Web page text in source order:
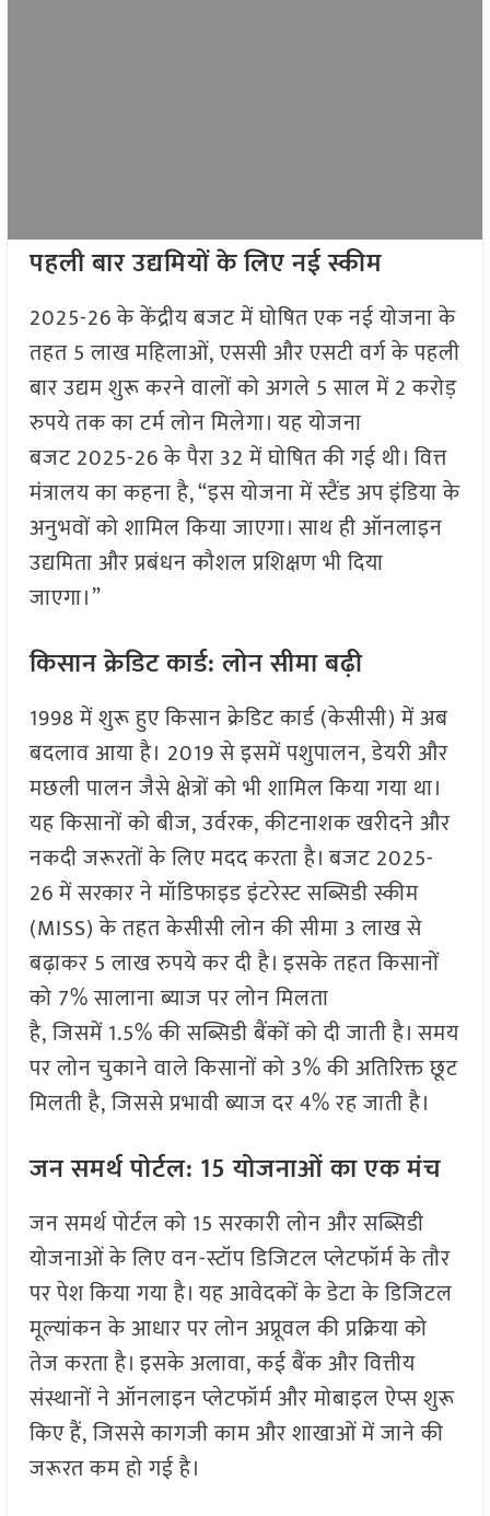
पहली बार उद्यमियों के लिए नई स्कीम
2025-26 के केंद्रीय बजट में घोषित एक नई योजना के
तहत 5 लाख महिलाओं, एससी और एसटी वर्ग के पहली
बार उद्यम शुरू करने वालों को अगले 5 साल में 2 करोड़
रुपये तक का टर्म लोन मिलेगा। यह योजना
बजट 2025-26 के पैरा 32 में घोषित की गई थी। वित्त
मंत्रालय का कहना है, “इस योजना में स्टैंड अप इंडिया के
अनुभवों को शामिल किया जाएगा। साथ ही ऑनलाइन
उद्यमिता और प्रबंधन कौशल प्रशिक्षण भी दिया
जाएगा।”
किसान क्रेडिट कार्ड: लोन सीमा बढ़ी
1998 में शुरू हुए किसान क्रेडिट कार्ड (केसीसी) में अब
बदलाव आया है। 2019 से इसमें पशुपालन, डेयरी और
मछली पालन जैसे क्षेत्रों को भी शामिल किया गया था।
यह किसानों को बीज, उर्वरक, कीटनाशक खरीदने और
नकदी जरूरतों के लिए मदद करता है। बजट 2025-
26 में सरकार ने मॉडिफाइड इंटरेस्ट सब्सिडी स्कीम
(MISS) के तहत केसीसी लोन की सीमा 3 लाख से
बढ़ाकर 5 लाख रुपये कर दी है। इसके तहत किसानों
को 7% सालाना ब्याज पर लोन मिलता
है, जिसमें 1.5% की सब्सिडी बैंकों को दी जाती है। समय
पर लोन चुकाने वाले किसानों को 3% की अतिरिक्त छूट
मिलती है, जिससे प्रभावी ब्याज दर 4% रह जाती है।
जन समर्थ पोर्टल: 15योजनाओं का एक मंच
जन समर्थ पोर्टल को 15 सरकारी लोन और सब्सिडी
योजनाओं के लिए वन-स्टॉप डिजिटल प्लेटफॉर्म के तौर
पर पेश किया गया है। यह आवेदकों के डेटा के डिजिटल
मूल्यांकन के आधार पर लोन अप्रूवल की प्रक्रिया को
तेज करता है। इसके अलावा, कई बैंक और वित्तीय
संस्थानों ने ऑनलाइन प्लेटफॉर्म और मोबाइल ऐप्स शुरू
किए हैं, जिससे कागजी काम और शाखाओं में जाने की
जरूरत कम हो गई है।